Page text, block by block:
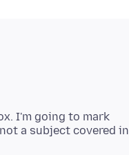
I'm going to mark
a subject covered in